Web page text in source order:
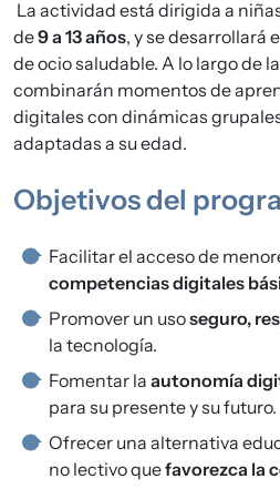
La actividad está dirigida a
de9 a 13 años, y se desarrollará
de ocio saludable. A lo largo de
combinarán momentos de
digitales con dinámicas
adaptadas a su edad.
Objetivos del
Facilitar el acceso de
competencias digitales
Promover un usoseguro,
la tecnología.
Fomentar la autonomía
para su presente y su futuro.
Ofrecer una alternativa
no lectivo quefavorezca la